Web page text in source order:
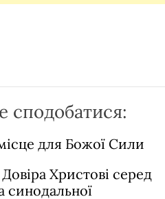
сподобатися:
для Божої Сили
Христові серед
синодальної